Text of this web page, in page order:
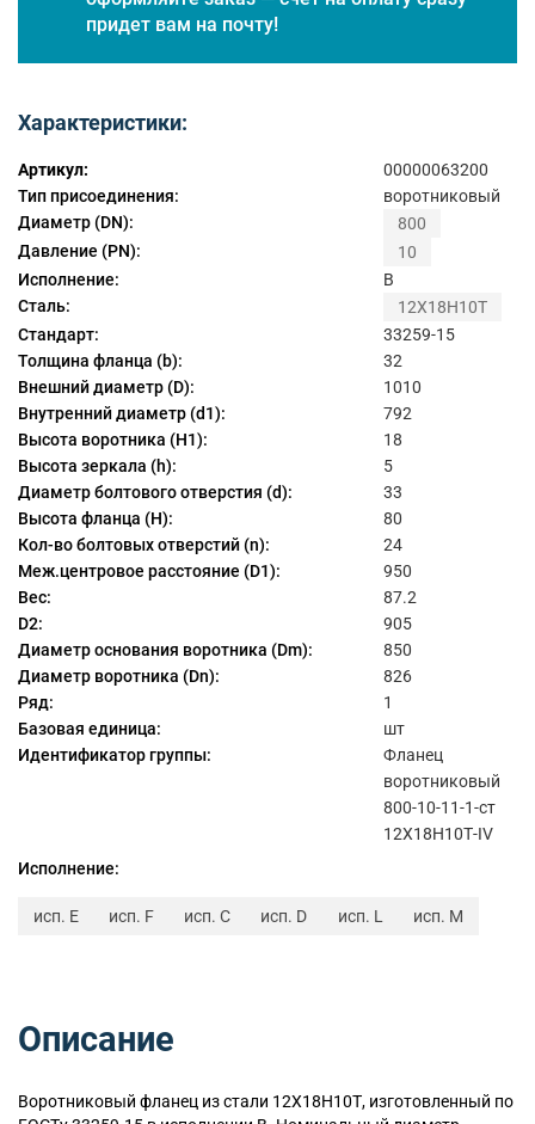
придет вам на почту!
Характеристики:
Артикул:
00000063200
Тип присоединения:
воротниковый
Диаметр (DN):
800
Давление (PN):
10
Исполнение:
B
Сталь:
12Х18Н10Т
Стандарт:
33259-15
Толщина фланца (b):
32
Внешний диаметр (D):
1010
Внутренний диаметр (d1):
792
Высота воротника (H1):
18
Высота зеркала (h):
5
Диаметр болтового отверстия (d):
33
Высота фланца (H):
80
Кол-во болтовых отверстий (n):
24
Меж.центровое расстояние (D1):
950
Вес:
87.2
D2:
905
Диаметр основания воротника (Dm):
850
Диаметр воротника (Dn):
826
Ряд:
1
Базовая единица:
шт
Идентификатор группы:
Фланец
воротниковый
800-10-11-1-ст
12Х18Н10Т-IV
Исполнение:
исп. E исп. F исп. C исп. D исп. L исп. M
Описание
Воротниковый фланец из стали 12Х18Н10Т, изготовленный по